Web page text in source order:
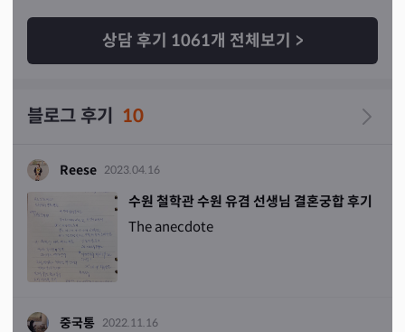
다. 꾸벅.
쯤 직접 뵙고싶은 마음이 드는 분이시고. 무엇보다 넌 이렇
게될거야. 이런식이 아닌. 상담해주시고. 이러한길이 너에
게 도움이되니 해봐. 돈쓰지말고. 책사. 이렇게 얘기해주시
나 내 노력이 깃들어야 하늘도 움직이듯. 방향을 알고 나아
감동했습니다. 꼭 언제고 뵙게될날을 기다리며. 감사합니
다. 꾸벅.
상담 후기 1061개 전체보기 >
블로그 후기 10
Reese 2023.04.16
수원 철학관 수원 유겸 선생님 결혼궁합 후기
The anecdote
중국통 2022.11.16